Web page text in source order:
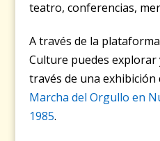
teatro, conferencias,
A través de la
Culture puedes explorar
través de una exhibición
Marcha del Orgullo en
1985.